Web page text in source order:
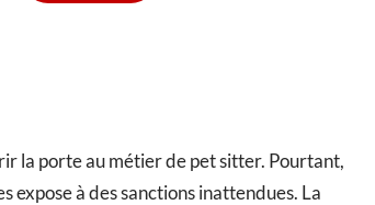
la porte au métier de pet sitter. Pourtant,
à des sanctions inattendues. La